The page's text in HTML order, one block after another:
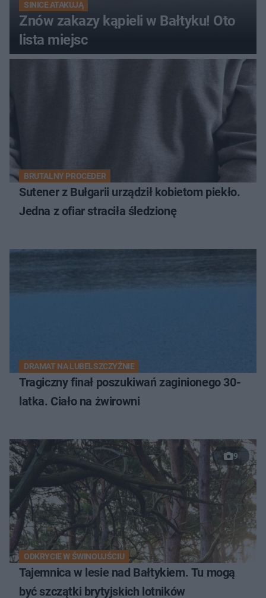
SINICE ATAKUJĄ
Znów zakazy kąpieli w Bałtyku! Oto
lista miejsc
BRUTALNY PROCEDER
Sutener z Bułgarii urządził kobietom piekło.
Jedna z ofiar straciła śledzionę
DRAMAT NA LUBELSZCZYŹNIE
Tragiczny finał poszukiwań zaginionego 30-
latka. Ciało na żwirowni
9
ODKRYCIE W ŚWINOUJŚCIU
Tajemnica w lesie nad Bałtykiem. Tu mogą
być szczątki brytyjskich lotników